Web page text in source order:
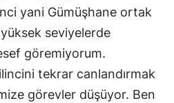
Kahramanmaraş
Mardin
Muş
yani Gümüşhane ortak
seviyelerde
göremiyorum.
tekrar canlandırmak
görevler düşüyor. Ben